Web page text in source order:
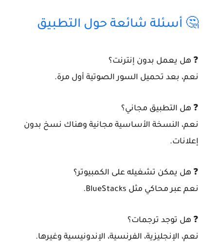
🤔 أسئلة شائعة حول التطبيق
❓ هل يعمل بدون إنترنت؟
نعم، بعد تحميل السور الصوتية أول مرة.
❓ هل التطبيق مجاني؟
نعم، النسخة الأساسية مجانية وهناك نسخ بدون
إعلانات.
❓ هل يمكن تشغيله على الكمبيوتر؟
نعم عبر محاكي مثل BlueStacks.
❓ هل توجد ترجمات؟
نعم، الإنجليزية، الفرنسية، الإندونيسية وغيرها.